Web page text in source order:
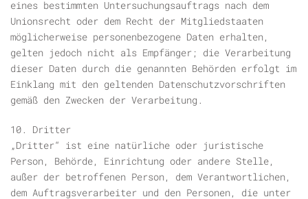
eines bestimmten Untersuchungsauftrags nach dem
Unionsrecht oder dem Recht der Mitgliedstaaten
möglicherweise personenbezogene Daten erhalten,
gelten jedoch nicht als Empfänger; die Verarbeitung
dieser Daten durch die genannten Behörden erfolgt im
Einklang mit den geltenden Datenschutzvorschriften
gemäß den Zwecken der Verarbeitung.
10. Dritter
„Dritter“ ist eine natürliche oder juristische
Person, Behörde, Einrichtung oder andere Stelle,
außer der betroffenen Person, dem Verantwortlichen,
dem Auftragsverarbeiter und den Personen, die unter